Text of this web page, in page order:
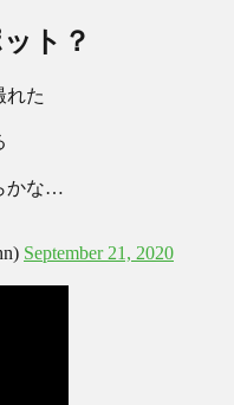
ト？
れた
かな…
September 21, 2020